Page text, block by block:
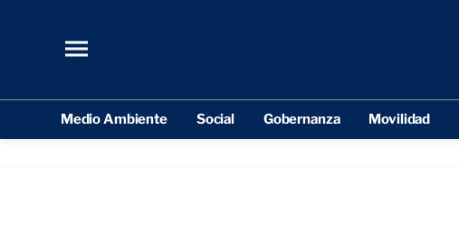
Medio Ambiente Social Gobernanza Movilidad